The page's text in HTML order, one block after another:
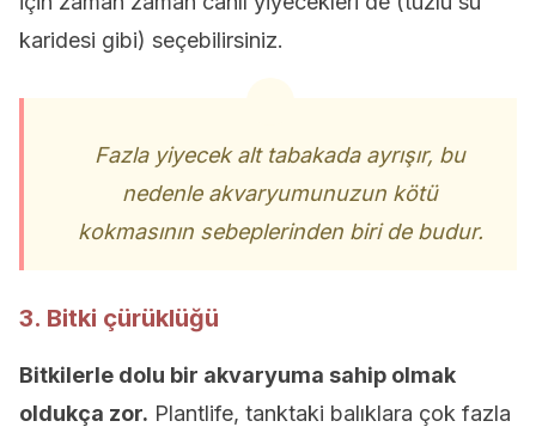
karidesi gibi) seçebilirsiniz.
Fazla yiyecek alt tabakada ayrışır, bu
nedenle akvaryumunuzun kötü
kokmasının sebeplerinden biri de budur.
3. Bitki çürüklüğü
Bitkilerle dolu bir akvaryuma sahip olmak
oldukça zor. Plantlife, tanktaki balıklara çok fazla